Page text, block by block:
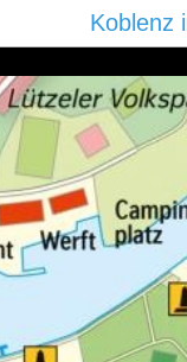
Koblenz